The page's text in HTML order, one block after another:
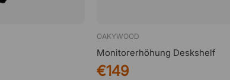
OAKYWOOD
Monitorerhöhung Deskshelf
€149